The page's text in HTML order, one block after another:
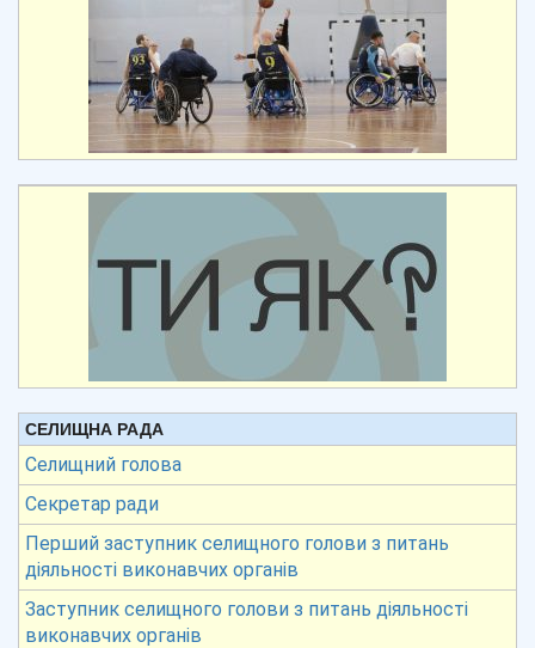
СЕЛИЩНА РАДА
Селищний голова
Секретар ради
Перший заступник селищного голови з питань
діяльності виконавчих органів
Заступник селищного голови з питань діяльності
виконавчих органів